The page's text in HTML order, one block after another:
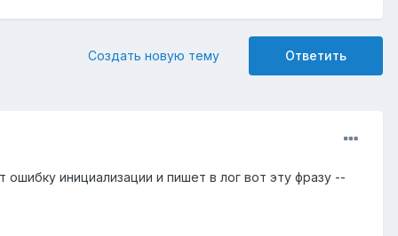
Ответить
Создать новую тему
инициализации и пишет в лог вот эту фразу --